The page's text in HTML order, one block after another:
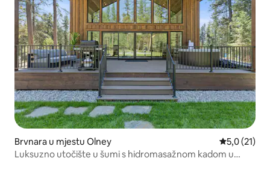
Brvnara u mjestu Olney prosječna
5,0 (21)
Luksuzno utočište u šumi s hidromasažnom kadom u